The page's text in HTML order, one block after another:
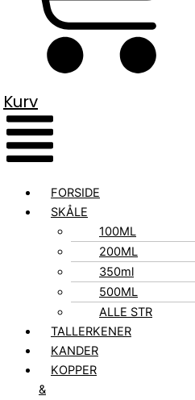
Kurv
FORSIDE
SKÅLE
100ML
200ML
350ml
500ML
ALLE STR
TALLERKENER
KANDER
KOPPER
&